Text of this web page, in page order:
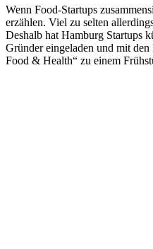
Wenn Food-Startups
erzählen. Viel zu selten
Deshalb hat Hamburg Startups
Gründer eingeladen und mit den
Food & Health“ zu einem